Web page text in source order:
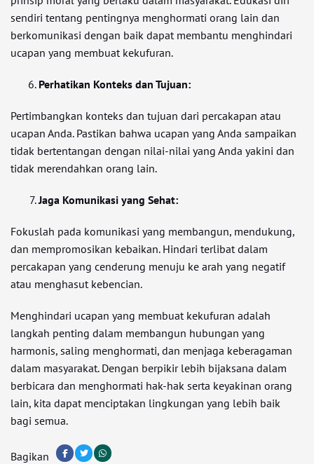
sendiri tentang pentingnya menghormati orang lain dan
berkomunikasi dengan baik dapat membantu menghindari
ucapan yang membuat kekufuran.
Perhatikan Konteks dan Tujuan:
Pertimbangkan konteks dan tujuan dari percakapan atau
ucapan Anda. Pastikan bahwa ucapan yang Anda sampaikan
tidak bertentangan dengan nilai-nilai yang Anda yakini dan
tidak merendahkan orang lain.
Jaga Komunikasi yang Sehat:
Fokuslah pada komunikasi yang membangun, mendukung,
dan mempromosikan kebaikan. Hindari terlibat dalam
percakapan yang cenderung menuju ke arah yang negatif
atau menghasut kebencian.
Menghindari ucapan yang membuat kekufuran adalah
langkah penting dalam membangun hubungan yang
harmonis, saling menghormati, dan menjaga keberagaman
dalam masyarakat. Dengan berpikir lebih bijaksana dalam
berbicara dan menghormati hak-hak serta keyakinan orang
lain, kita dapat menciptakan lingkungan yang lebih baik
bagi semua.
Bagikan